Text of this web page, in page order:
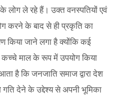
लोग ले रहे हैं। उक्त वनस्पतियों एवं
करने के बाद से ही प्रकृति का
किया जाने लगा है क्योंकि कई
कच्चे माल के रूप में उपयोग किया
है कि जनजाति समाज द्वारा देश
गति देने के उद्देश्य से अपनी भूमिका